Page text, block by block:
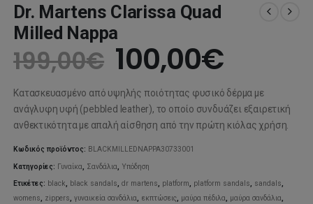
Dr. Martens Clarissa Quad
Milled Nappa
199,00€ Original
price
was:
199,00€.
100,00€Η
τιμή
είναι:
Κατασκευασμένο από υψηλής ποιότητας φυσικό δέρμα με
ανάγλυφη υφή (pebbled leather), το οποίο συνδυάζει εξαιρετική
ανθεκτικότητα με απαλή αίσθηση από την πρώτη κιόλας χρήση.
Κωδικός προϊόντος: BLACKMILLEDNAPPA30733001
Κατηγορίες: Γυναίκα, Σανδάλια, Υπόδηση
Ετικέτες: black, black sandals,dr martens, platform, platform sandals, sandals,
womens, zippers,γυναικεία σανδάλια, εκπτώσεις, μαύρα πέδιλα, μαύρα σανδάλια,